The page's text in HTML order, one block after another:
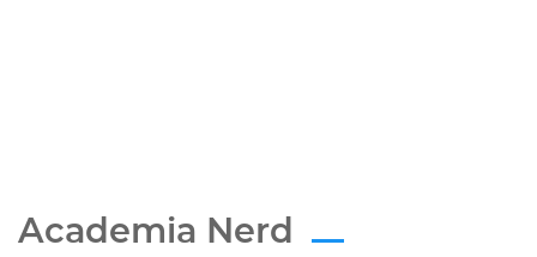
Academia Nerd